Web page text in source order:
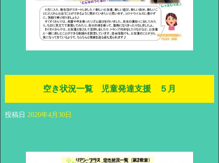
空き状況一覧 児童発達支援 ５月
投稿日 2020年4月30日